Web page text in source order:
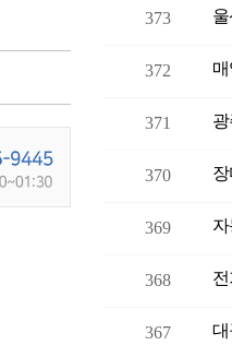
373
372
371
370
369
368
367 대